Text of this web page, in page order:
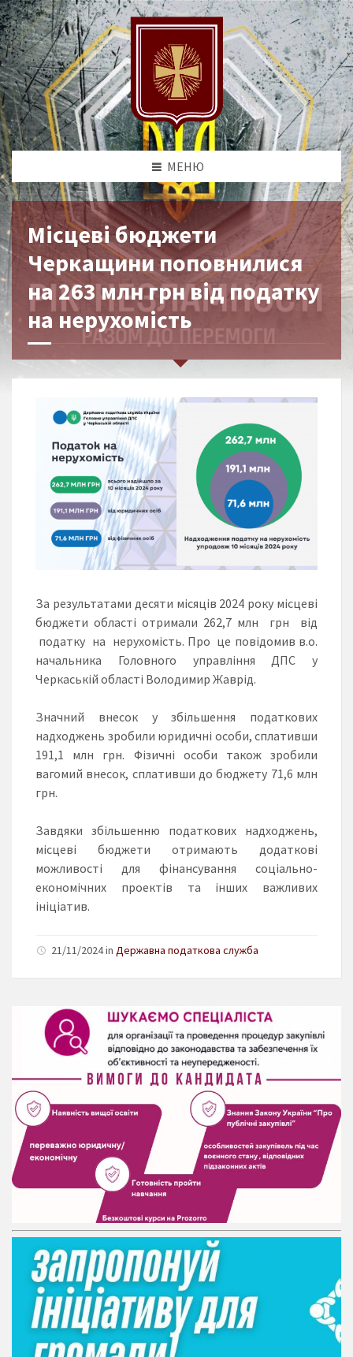
МЕНЮ
Місцеві бюджети
Черкащини поповнилися
на 263 млн грн від податку
на нерухомість
За результатами десяти місяців 2024 року місцеві
бюджети області отримали 262,7 млн грн від
податку на нерухомість. Про це повідомив в.о.
начальника Головного управління ДПС у
Черкаській області Володимир Жаврід.
Значний внесок у збільшення податкових
надходжень зробили юридичні особи, сплативши
191,1 млн грн. Фізичні особи також зробили
вагомий внесок, сплативши до бюджету 71,6 млн
грн.
Завдяки збільшенню податкових надходжень,
місцеві бюджети отримають додаткові
можливості для фінансування соціально-
економічних проектів та інших важливих
ініціатив.
21/11/2024 in Державна податкова служба